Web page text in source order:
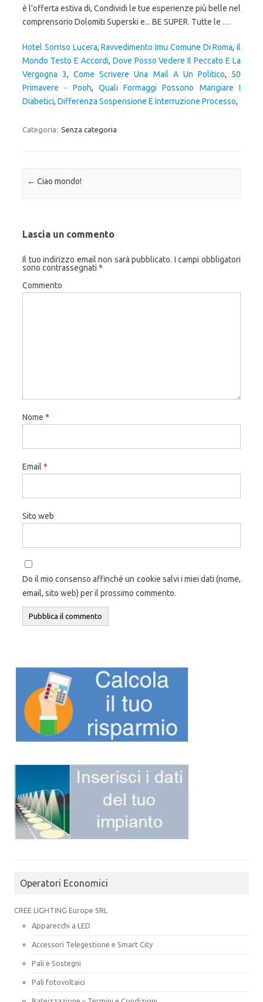
Hotel Sorriso Lucera,Ravvedimento Imu Comune Di Roma, Il
Mondo Testo E Accordi, Dove Posso Vedere Il Peccato E La
Vergogna 3,Come Scrivere Una Mail A Un Politico, 50
Primavere - Pooh, Quali Formaggi Possono Mangiare I
Diabetici, Differenza Sospensione E Interruzione Processo,
Categoria: Senza categoria
Navigazione articolo
← Ciao mondo!
Lascia un commento
Il tuo indirizzo email non sarà pubblicato. I campi obbligatori
sono contrassegnati *
Commento
Nome *
Email *
Sito web
Do il mio consenso affinché un cookie salvi i miei dati (nome,
email, sito web) per il prossimo commento.
Operatori Economici
CREE LIGHTING Europe SRL
Apparecchi a LED
Accessori Telegestione e Smart City
Pali e Sostegni
Pali fotovoltaici